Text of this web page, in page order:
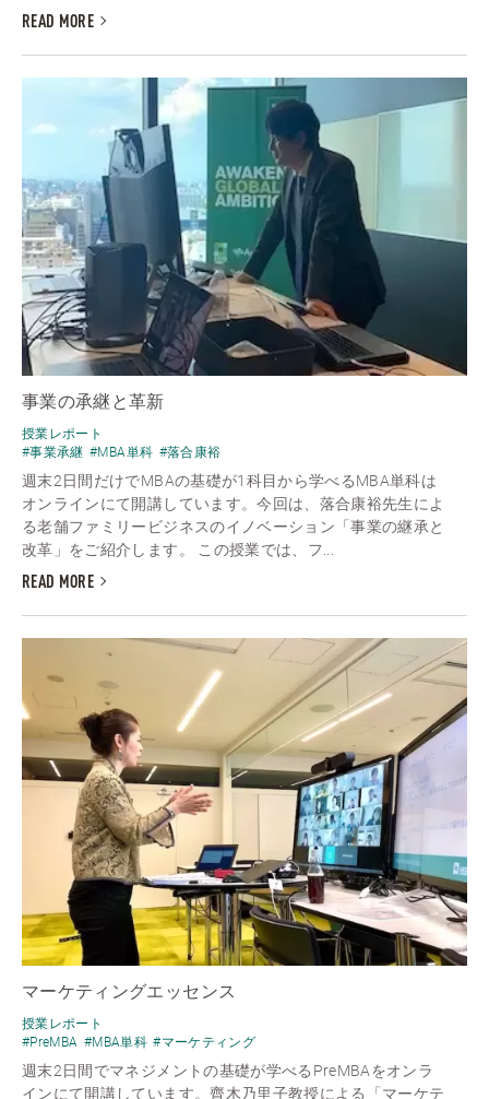
READ MORE
事業の承継と革新
授業レポート
#事業承継 #MBA単科 #落合康裕
週末2日間だけでMBAの基礎が1科目から学べるMBA単科は
オンラインにて開講しています。今回は、落合康裕先生によ
る老舗ファミリービジネスのイノベーション「事業の継承と
改革」をご紹介します。 この授業では、フ...
READ MORE
マーケティングエッセンス
授業レポート
#PreMBA #MBA単科 #マーケティング
週末2日間でマネジメントの基礎が学べるPreMBAをオンラ
インにて開講しています。齊木乃里子教授による「マーケテ